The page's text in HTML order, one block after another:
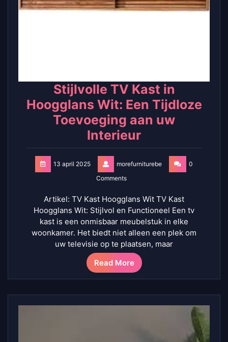
Stijlvolle TV Kast in
Hoogglans Wit: Een Tijdloze
Toevoeging aan uw
Interieur
13 april 2025 morefurniturebe
0
Comments
Artikel: TV Kast Hoogglans Wit TV Kast
Hoogglans Wit: Stijlvol en Functioneel Een tv
kast is een onmisbaar meubelstuk in elke
woonkamer. Het biedt niet alleen een plek om
uw televisie op te plaatsen, maar
Read More